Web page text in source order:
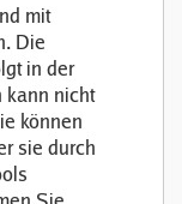
mit
Die
in der
kann nicht
können
sie durch